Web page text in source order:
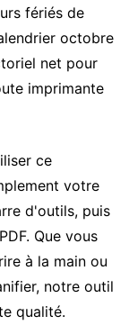
fériés de
octobre
net pour
imprimante
ce
votre
d'outils, puis
Que vous
à la main ou
notre outil
qualité.